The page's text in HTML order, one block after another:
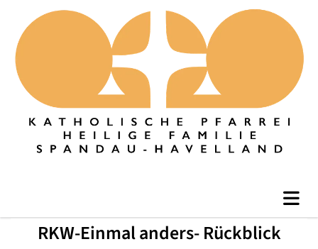
RKW-Einmal anders- Rückblick